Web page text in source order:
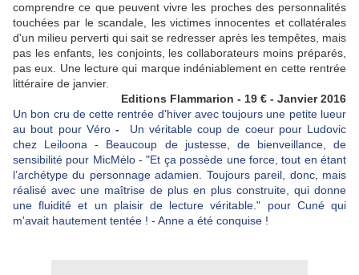
comprendre ce que peuvent vivre les proches des personnalités
touchées par le scandale, les victimes innocentes et collatérales
d'un milieu perverti qui sait se redresser après les tempêtes, mais
pas les enfants, les conjoints, les collaborateurs moins préparés,
pas eux. Une lecture qui marque indéniablement en cette rentrée
littéraire de janvier.
Editions Flammarion - 19 € - Janvier 2016
Un bon cru de cette rentrée d'hiver avec toujours une petite lueur
au bout pour Véro-
Un véritable coup de coeur pour Ludovic
chez Leiloona - Beaucoup de justesse, de bienveillance, de
sensibilité pour MicMélo-"Et ça possède une force, tout en étant
l’archétype du personnage adamien. Toujours pareil, donc, mais
réalisé avec une maîtrise de plus en plus construite, qui donne
une fluidité et un plaisir de lecture véritable." pour Cuné qui
m'avait hautement tentée ! - Anne a été conquise !